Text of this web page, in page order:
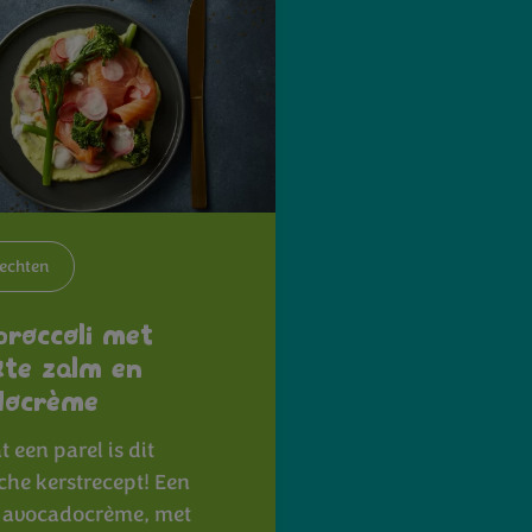
met
zalm en
een parel is dit
kerstrecept! Een
met